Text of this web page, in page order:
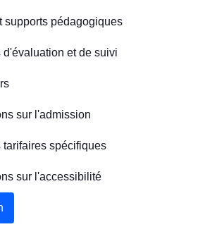
supports pédagogiques
d'évaluation et de suivi
sur l'admission
tarifaires spécifiques
sur l'accessibilité